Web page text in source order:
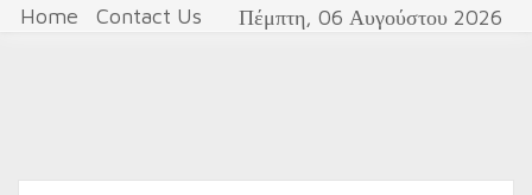
Home Contact Us Πέμπτη, 06 Αυγούστου 2026